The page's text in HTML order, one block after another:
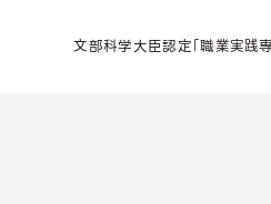
文部科学大臣認定「職業実践